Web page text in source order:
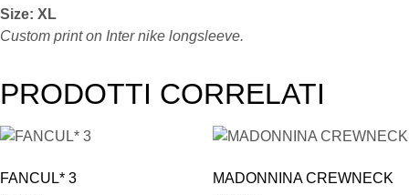
Size: XL
Custom print on Inter nike longsleeve.
PRODOTTI CORRELATI
FANCUL* 3 MADONNINA CREWNECK